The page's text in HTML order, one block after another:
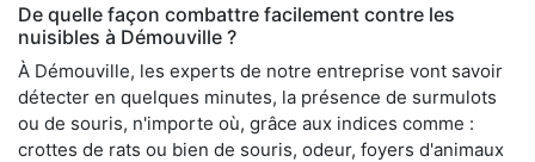
De quelle façon combattre facilement contre les
nuisibles à Démouville ?
À Démouville, les experts de notre entreprise vont savoir
détecter en quelques minutes, la présence de surmulots
ou de souris, n'importe où, grâce aux indices comme :
crottes de rats ou bien de souris, odeur, foyers d'animaux